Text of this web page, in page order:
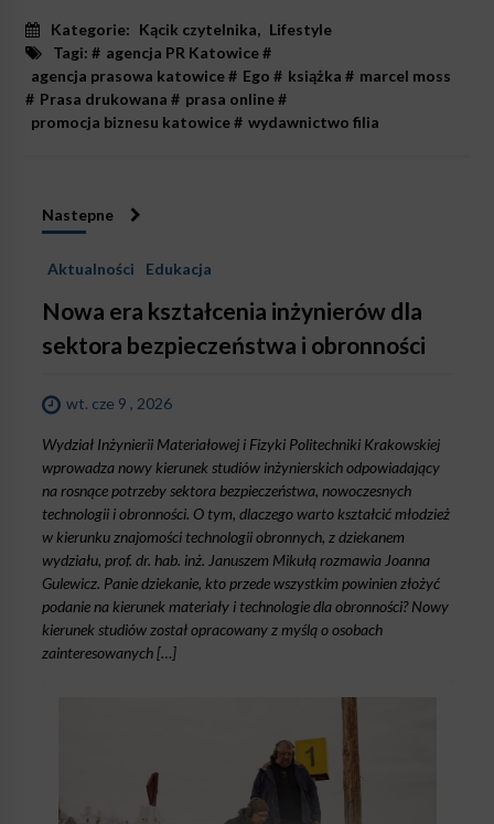
Kategorie: Kącik czytelnika, Lifestyle
Tagi: # agencja PR Katowice#
agencja prasowa katowice# Ego # książka # marcel moss
# Prasa drukowana # prasa online#
promocja biznesu katowice# wydawnictwo filia
Nastepne
Aktualności Edukacja
Nowa era kształcenia inżynierów dla
sektora bezpieczeństwa i obronności
wt. cze 9 , 2026
Wydział Inżynierii Materiałowej i Fizyki Politechniki Krakowskiej
wprowadza nowy kierunek studiów inżynierskich odpowiadający
na rosnące potrzeby sektora bezpieczeństwa, nowoczesnych
technologii i obronności. O tym, dlaczego warto kształcić młodzież
w kierunku znajomości technologii obronnych, z dziekanem
wydziału, prof. dr. hab. inż. Januszem Mikułą rozmawia Joanna
Gulewicz. Panie dziekanie, kto przede wszystkim powinien złożyć
podanie na kierunek materiały i technologie dla obronności? Nowy
kierunek studiów został opracowany z myślą o osobach
zainteresowanych […]